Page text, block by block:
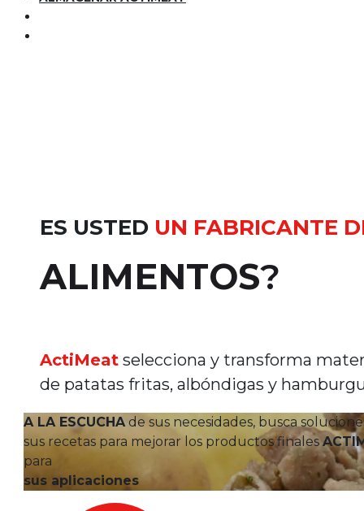
ES USTED UN FABRICANTE
ALIMENTOS?
ActiMeat selecciona y transforma
de patatas fritas, albóndigas y
A LA ESCUCHAde sus necesidades, busca
sus recetas para mejorar los productos finales
para
sus aplicaciones